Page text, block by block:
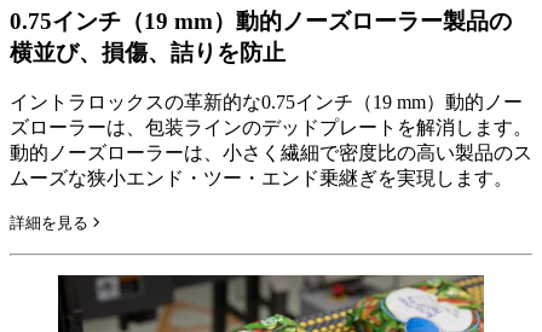
0.75インチ（19 mm）動的ノーズローラー製品の
横並び、損傷、詰りを防止
イントラロックスの革新的な0.75インチ（19 mm）動的ノー
ズローラーは、包装ラインのデッドプレートを解消します。
動的ノーズローラーは、小さく繊細で密度比の高い製品のス
ムーズな狭小エンド・ツー・エンド乗継ぎを実現します。
詳細を見る